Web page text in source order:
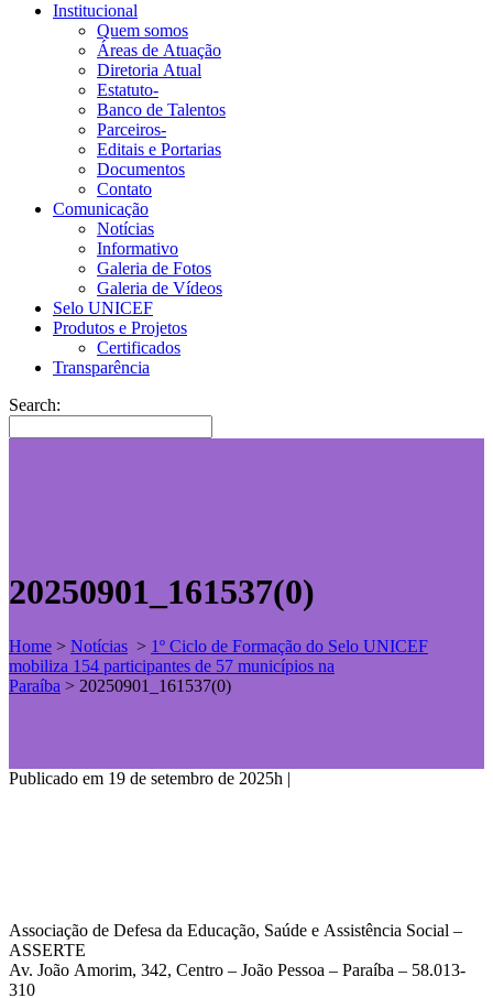
Institucional
Quem somos
Áreas de Atuação
Diretoria Atual
Estatuto-
Banco de Talentos
Parceiros-
Editais e Portarias
Documentos
Contato
Comunicação
Notícias
Informativo
Galeria de Fotos
Galeria de Vídeos
Selo UNICEF
Produtos e Projetos
Certificados
Transparência
Search:
20250901_161537(0)
Home > Notícias > 1º Ciclo de Formação do Selo UNICEF
mobiliza 154 participantes de 57 municípios na
Paraíba > 20250901_161537(0)
Publicado em 19 de setembro de 2025h |
Associação de Defesa da Educação, Saúde e Assistência Social –
ASSERTE
Av. João Amorim, 342, Centro – João Pessoa – Paraíba – 58.013-
310